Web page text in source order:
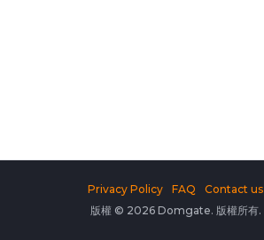
版權 © 2026 Domgate. 版權所有.
Privacy Policy FAQ Contact us